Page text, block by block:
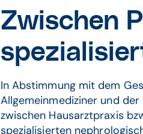
Zwischen
In Abstimmung mit dem
Allgemeinmediziner und
zwischen Hausarztpraxis
spezialisierten